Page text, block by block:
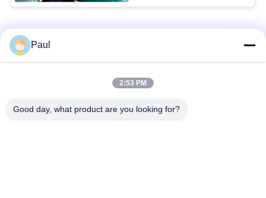
Λαϊκή κατηγορία
Σκληραίνοντας
Paul
2:53 PM
Good day, what product are you looking for?